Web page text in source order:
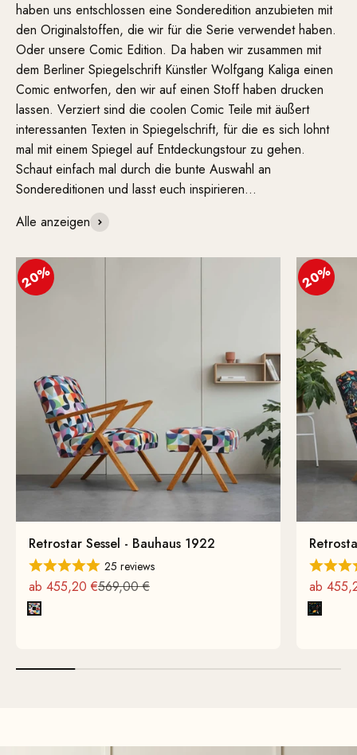
haben uns entschlossen eine Sonderedition anzubieten mit
den Originalstoffen, die wir für die Serie verwendet haben.
Oder unsere Comic Edition. Da haben wir zusammen mit
dem Berliner Spiegelschrift Künstler Wolfgang Kaliga einen
Comic entworfen, den wir auf einen Stoff haben drucken
lassen. Verziert sind die coolen Comic Teile mit äußert
interessanten Texten in Spiegelschrift, für die es sich lohnt
mal mit einem Spiegel auf Entdeckungstour zu gehen.
Schaut einfach mal durch die bunte Auswahl an
Sondereditionen und lasst euch inspirieren…
Alle anzeigen
20%
Retrostar Sessel - Bauhaus 1922
25 reviews
Angebot
ab 455,20 €Regulärer Preis
569,00 €
Bunt
20%
Angebot
ab